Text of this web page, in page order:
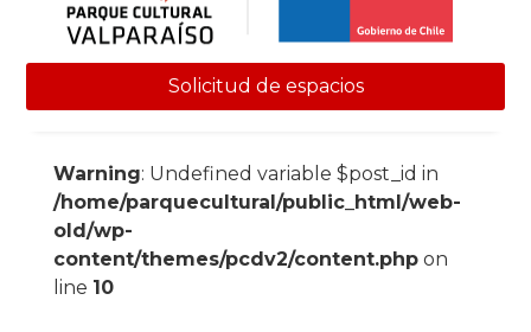
Solicitud de espacios
Warning: Undefined variable $post_id in
/home/parquecultural/public_html/web-
old/wp-
content/themes/pcdv2/content.phpon
line 10